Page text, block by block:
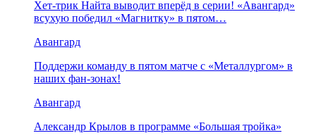
Хет-трик Найта выводит вперёд в серии! «Авангард»
всухую победил «Магнитку» в пятом…
Авангард
Поддержи команду в пятом матче с «Металлургом» в
наших фан-зонах!
Авангард
Александр Крылов в программе «Большая тройка»